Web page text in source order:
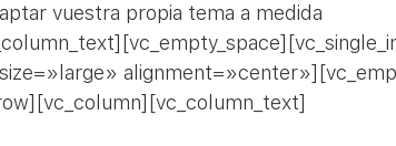
vuestra propia tema a medida